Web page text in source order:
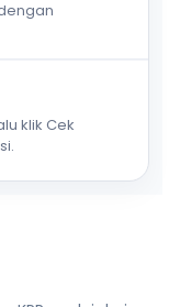
klik Cek